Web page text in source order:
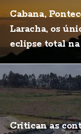
Cabana,
Laracha, os
eclipse total
Critican as